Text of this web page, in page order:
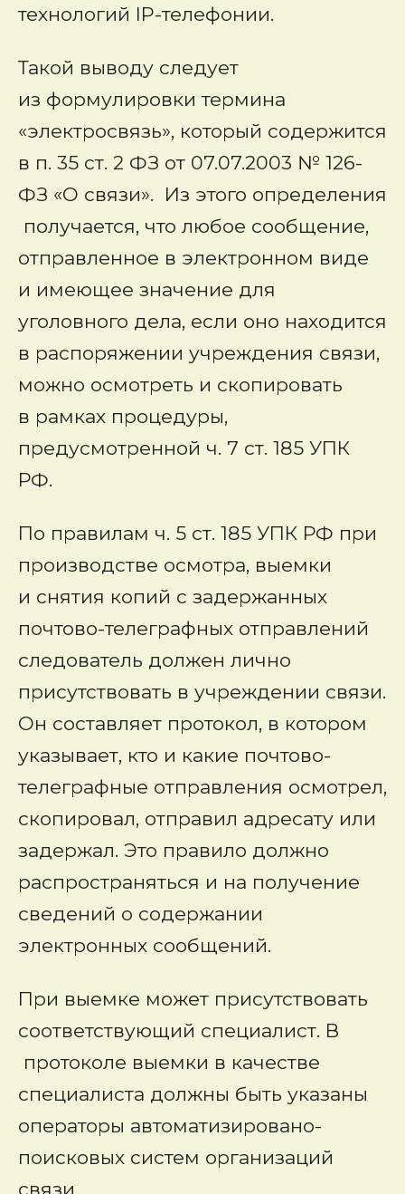
технологий IP-телефонии.
Такой выводу следует
из формулировки термина
«электросвязь», который содержится
в п. 35 ст. 2 ФЗ от 07.07.2003 № 126-
ФЗ «О связи». Из этого определения
получается, что любое сообщение,
отправленное в электронном виде
и имеющее значение для
уголовного дела, если оно находится
в распоряжении учреждения связи,
можно осмотреть и скопировать
в рамках процедуры,
предусмотренной ч. 7 ст. 185 УПК
РФ.
По правилам ч. 5 ст. 185 УПК РФ при
производстве осмотра, выемки
и снятия копий с задержанных
почтово-телеграфных отправлений
следователь должен лично
присутствовать в учреждении связи.
Он составляет протокол, в котором
указывает, кто и какие почтово-
телеграфные отправления осмотрел,
скопировал, отправил адресату или
задержал. Это правило должно
распространяться и на получение
сведений о содержании
электронных сообщений.
При выемке может присутствовать
соответствующий специалист. В
протоколе выемки в качестве
специалиста должны быть указаны
операторы автоматизировано-
поисковых систем организаций
связи.